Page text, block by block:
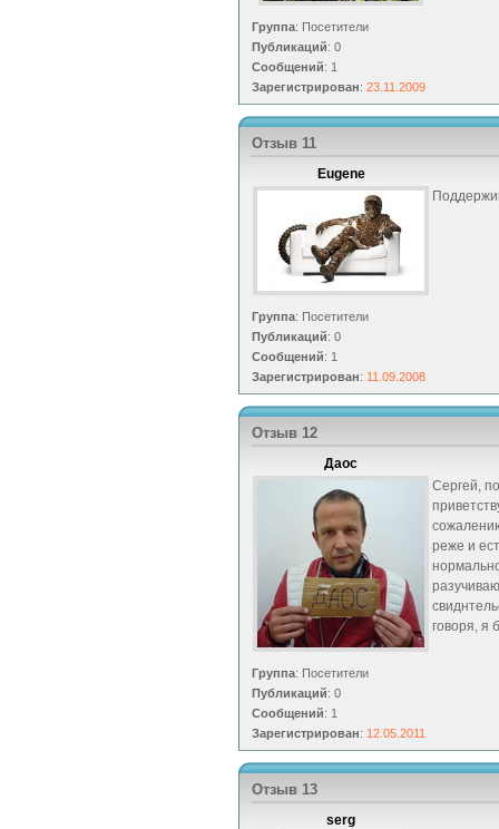
Группа: Посетители
Публикаций: 0
Сообщений: 1
Зарегистрирован: 23.11.2009
Отзыв 11
Eugene
Группа: Посетители
Публикаций: 0
Сообщений: 1
Зарегистрирован: 11.09.2008
Отзыв 12
Даос
Группа: Посетители
Публикаций: 0
Сообщений: 1
Зарегистрирован: 12.05.2011
Сергей,
реже и
говоря, я
Отзыв 13
serg